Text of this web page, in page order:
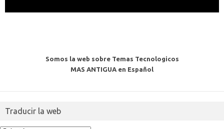
Somos la web sobre Temas Tecnologicos
MAS ANTIGUA en Español
Traducir la web